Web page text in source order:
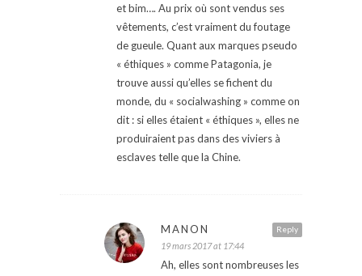
et bim…. Au prix où sont vendus ses
vêtements, c’est vraiment du foutage
de gueule. Quant aux marques pseudo
« éthiques » comme Patagonia, je
trouve aussi qu’elles se fichent du
monde, du « socialwashing » comme on
dit : si elles étaient « éthiques », elles ne
produiraient pas dans des viviers à
esclaves telle que la Chine.
Reply
MANON
19 mars 2017 at 17:44
Ah, elles sont nombreuses les